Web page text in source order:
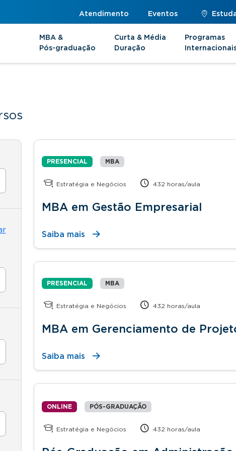
Atendimento Eventos
MBA &
Pós-graduação
Curta & Média
Duração
Programas
PRESENCIAL MBA
Estratégia e Negócios 432 horas/aula
MBA em Gestão Empresarial
Saiba mais
PRESENCIAL MBA
Estratégia e Negócios 432 horas/aula
MBA em Gerenciamento de
Saiba mais
ONLINE PÓS-GRADUAÇÃO
Estratégia e Negócios 432 horas/aula